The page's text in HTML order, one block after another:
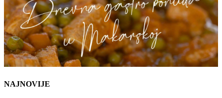
NAJNOVIJE